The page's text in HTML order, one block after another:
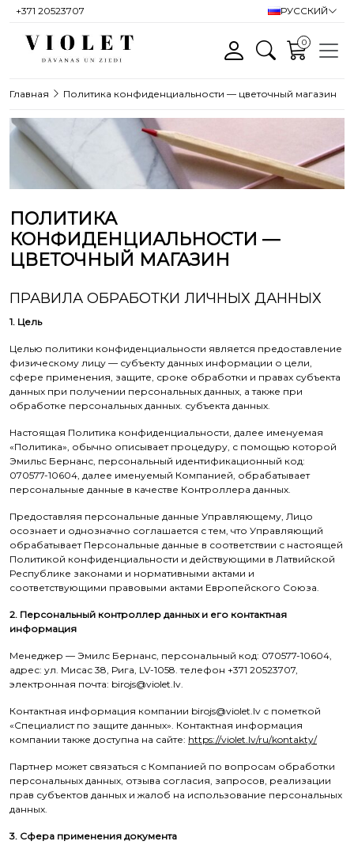
+371 20523707 РУССКИЙ
0
Главная Политика конфиденциальности — цветочный магазин
ПОЛИТИКА
КОНФИДЕНЦИАЛЬНОСТИ —
ЦВЕТОЧНЫЙ МАГАЗИН
ПРАВИЛА ОБРАБОТКИ ЛИЧНЫХ ДАННЫХ
1. Цель
Целью политики конфиденциальности является предоставление
физическому лицу — субъекту данных информации о цели,
сфере применения, защите, сроке обработки и правах субъекта
данных при получении персональных данных, а также при
обработке персональных данных. субъекта данных.
Настоящая Политика конфиденциальности, далее именуемая
«Политика», обычно описывает процедуру, с помощью которой
Эмильс Бернанс, персональный идентификационный код:
070577-10604, далее именуемый Компанией, обрабатывает
персональные данные в качестве Контроллера данных.
Предоставляя персональные данные Управляющему, Лицо
осознает и однозначно соглашается с тем, что Управляющий
обрабатывает Персональные данные в соответствии с настоящей
Политикой конфиденциальности и действующими в Латвийской
Республике законами и нормативными актами и
соответствующими правовыми актами Европейского Союза.
2. Персональный контроллер данных и его контактная
информация
Менеджер — Эмилс Бернанс, персональный код: 070577-10604,
адрес: ул. Мисас 38, Рига, LV-1058. телефон +371 20523707,
электронная почта: birojs@violet.lv.
Контактная информация компании birojs@violet.lv с пометкой
«Специалист по защите данных». Контактная информация
компании также доступна на сайте: https://violet.lv/ru/kontakty/
Партнер может связаться с Компанией по вопросам обработки
персональных данных, отзыва согласия, запросов, реализации
прав субъектов данных и жалоб на использование персональных
данных.
3. Сфера применения документа